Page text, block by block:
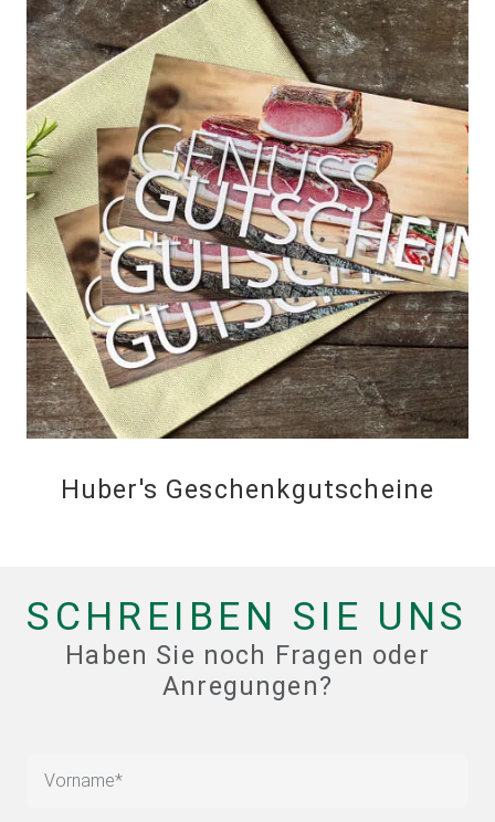
Huber's Geschenkgutscheine
SCHREIBEN SIE UNS
Haben Sie noch Fragen oder
Anregungen?